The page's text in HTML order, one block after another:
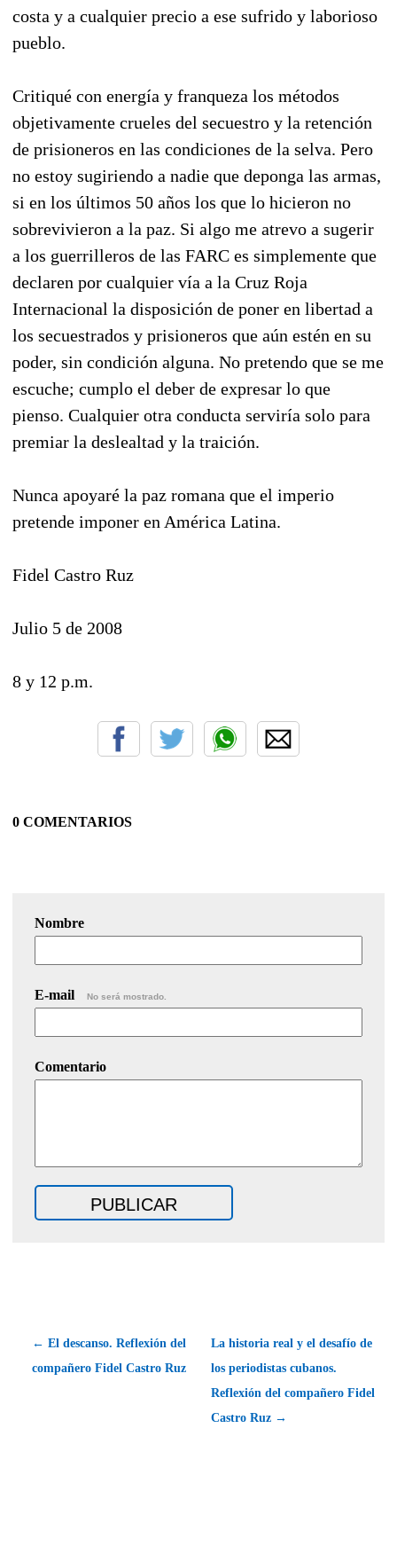
costa y a cualquier precio a ese sufrido y laborioso
pueblo.
Critiqué con energía y franqueza los métodos
objetivamente crueles del secuestro y la retención
de prisioneros en las condiciones de la selva. Pero
no estoy sugiriendo a nadie que deponga las armas,
si en los últimos 50 años los que lo hicieron no
sobrevivieron a la paz. Si algo me atrevo a sugerir
a los guerrilleros de las FARC es simplemente que
declaren por cualquier vía a la Cruz Roja
Internacional la disposición de poner en libertad a
los secuestrados y prisioneros que aún estén en su
poder, sin condición alguna. No pretendo que se me
escuche; cumplo el deber de expresar lo que
pienso. Cualquier otra conducta serviría solo para
premiar la deslealtad y la traición.
Nunca apoyaré la paz romana que el imperio
pretende imponer en América Latina.
Fidel Castro Ruz
Julio 5 de 2008
8 y 12 p.m.
0 COMENTARIOS
Nombre
E-mail No será mostrado.
Comentario
← El descanso. Reflexión del
compañero Fidel Castro Ruz
La historia real y el desafío de
los periodistas cubanos.
Reflexión del compañero Fidel
Castro Ruz →